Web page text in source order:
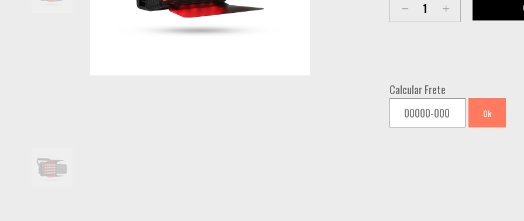
WS24IP
WASH
24X18W
RGBW
Calcular Frete
Ok